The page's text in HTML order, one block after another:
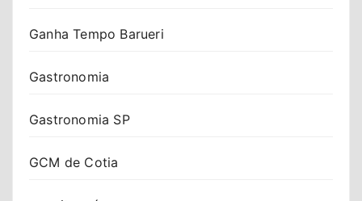
Ganha Tempo Barueri
Gastronomia
Gastronomia SP
GCM de Cotia